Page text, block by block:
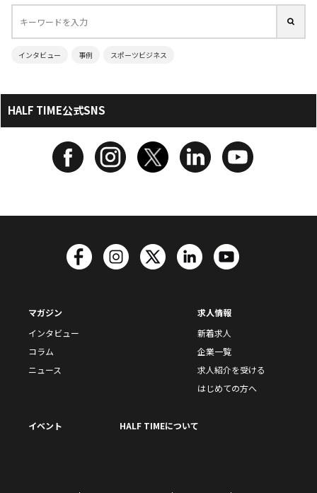
インタビュー 事例 スポーツビジネス
HALF TIME公式SNS
マガジン
インタビュー
コラム
ニュース
求人情報
新着求人
企業一覧
求人紹介を受ける
はじめての方へ
イベント HALF TIMEについて